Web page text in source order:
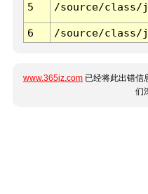
5 /source/class/
6 /source/class/
www.365jz.com 已经将此出错信
们